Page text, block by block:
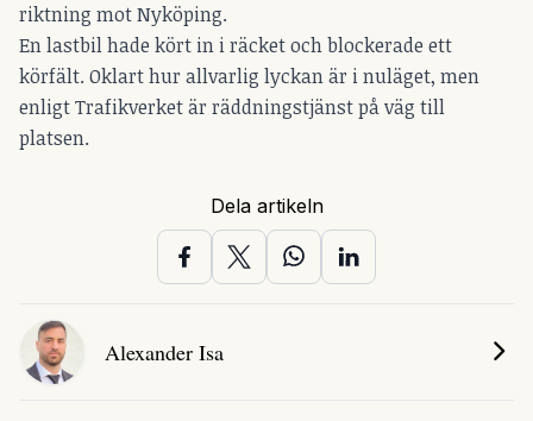
riktning mot Nyköping.
En lastbil hade kört in i räcket och blockerade ett
körfält. Oklart hur allvarlig lyckan är i nuläget, men
enligt Trafikverket är räddningstjänst på väg till
platsen.
Dela artikeln
Alexander Isa